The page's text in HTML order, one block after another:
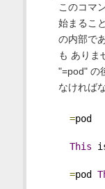
このコマ
始まるこ
の内部で
も ありま
"=pod" の
なければ
=pod
This
=pod